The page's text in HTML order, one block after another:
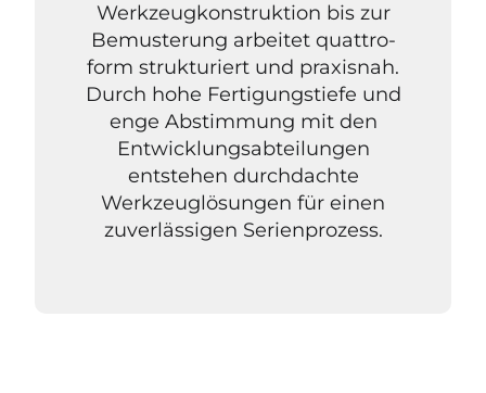
Werkzeugkonstruktion bis zur
Bemusterung arbeitet quattro-
form strukturiert und praxisnah.
Durch hohe Fertigungstiefe und
enge Abstimmung mit den
Entwicklungsabteilungen
entstehen durchdachte
Werkzeuglösungen für einen
zuverlässigen Serienprozess.